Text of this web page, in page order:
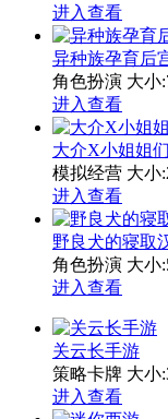
进入查看
异种族孕育后
角色扮演 大小
进入查看
大介X小姐姐
模拟经营 大小
进入查看
野良犬的寝取
角色扮演 大小
进入查看
关云长手游
策略卡牌 大小
进入查看